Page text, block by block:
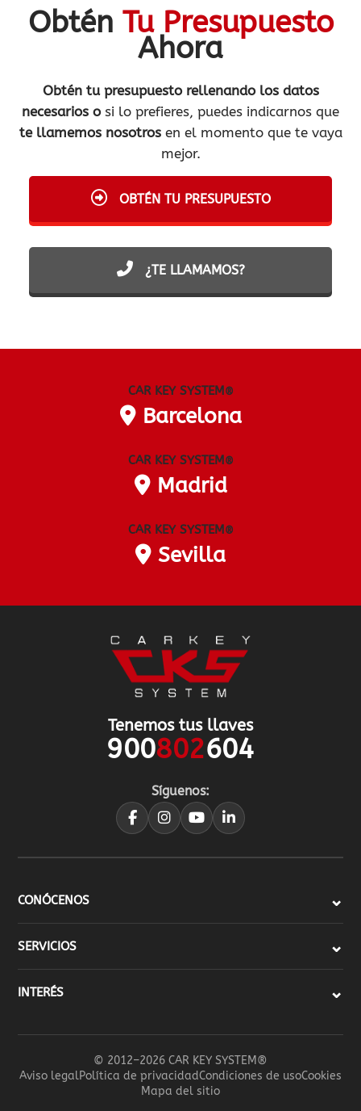
Obtén Tu Presupuesto
Ahora
Obtén tu presupuesto rellenando los datos
necesarios osi lo prefieres, puedes indicarnos que
te llamemos nosotrosen el momento que te vaya
mejor.
OBTÉN TU PRESUPUESTO
¿TE LLAMAMOS?
CAR KEY SYSTEM®
Barcelona
CAR KEY SYSTEM®
Madrid
CAR KEY SYSTEM®
Sevilla
Tenemos tus llaves
900802604
Síguenos:
CONÓCENOS
SERVICIOS
INTERÉS
© 2012–2026 CAR KEY SYSTEM®
Aviso legalPolítica de privacidadCondiciones de usoCookies
Mapa del sitio